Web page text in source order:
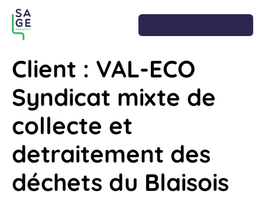
Client : VAL-ECO
Syndicat mixte de
collecte et
detraitement des
déchets du Blaisois